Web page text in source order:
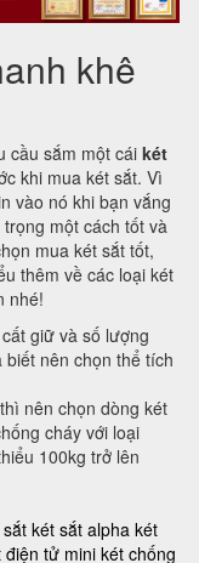
khê
cầu sắm một cái két
khi mua két sắt. Vì
vào nó khi bạn vắng
một cách tốt và
mua két sắt tốt,
thêm về các loại két
nhé!
giữ và số lượng
nên chọn thể tích
nên chọn dòng két
cháy với loại
100kg trở lên
két sắt alpha két
điện tử mini két chống